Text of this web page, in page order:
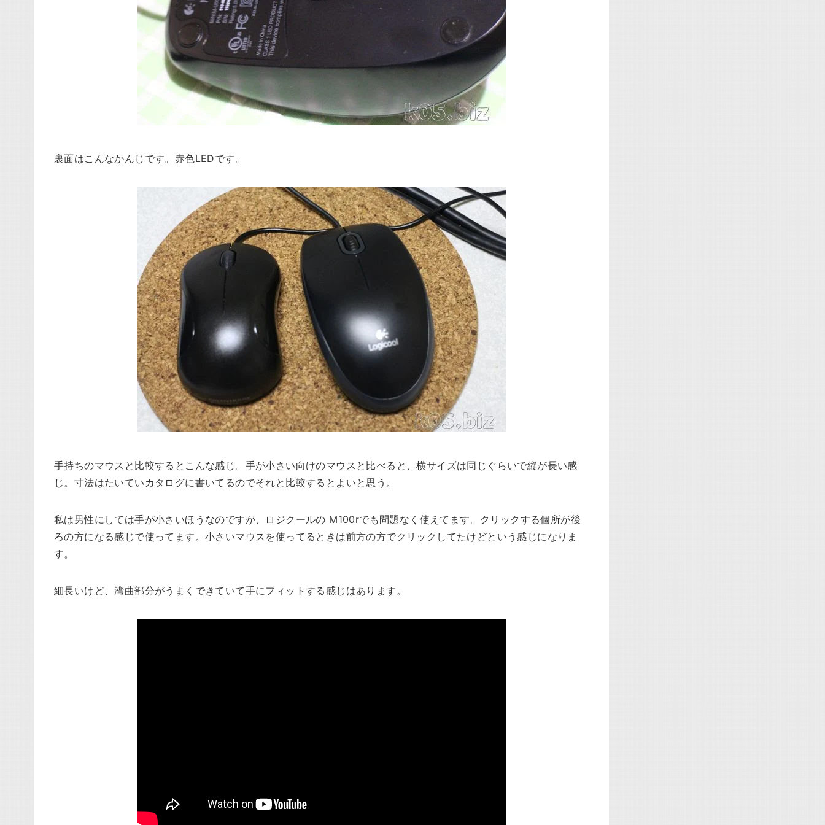
裏面はこんなかんじです。赤色LEDです。
手持ちのマウスと比較するとこんな感じ。手が小さい向けのマウスと比べると、横サイズは同じぐらいで縦が長い感
じ。寸法はたいていカタログに書いてるのでそれと比較するとよいと思う。
私は男性にしては手が小さいほうなのですが、ロジクールの M100rでも問題なく使えてます。クリックする個所が後
ろの方になる感じで使ってます。小さいマウスを使ってるときは前方の方でクリックしてたけどという感じになりま
す。
細長いけど、湾曲部分がうまくできていて手にフィットする感じはあります。